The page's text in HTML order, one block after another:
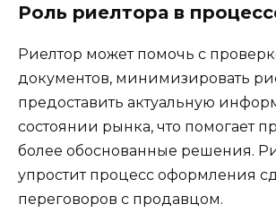
Роль риелтора в
Риелтор может помочь с
документов, минимизировать
предоставить актуальную
состоянии рынка, что помогает
более обоснованные решения.
упростит процесс оформления
переговоров с продавцом.